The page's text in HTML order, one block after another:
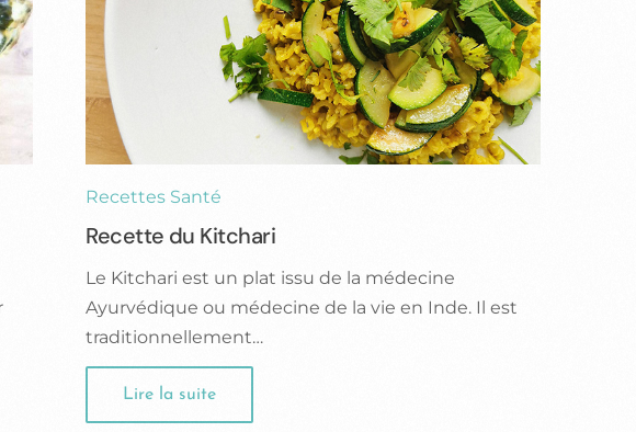
Recettes Santé
Recette du Kitchari
Le Kitchari est un plat issu de la médecine
Ayurvédique ou médecine de la vie en Inde. Il est
traditionnellement…
Lire la suite